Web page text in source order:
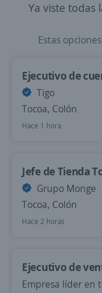
Ya viste todas
Estas
Ejecutivo de
Tigo
Tocoa, Colón
Hace 1 hora
Jefe de Tienda
Grupo Monge
Tocoa, Colón
Hace 2 horas
Ejecutivo de
Empresa líder en